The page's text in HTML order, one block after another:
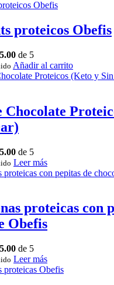
proteicos Obefis
5.00 de 5
Añadir al carrito
Chocolate
5.00 de 5
Leer más
proteicas con
Obefis
5.00 de 5
Leer más